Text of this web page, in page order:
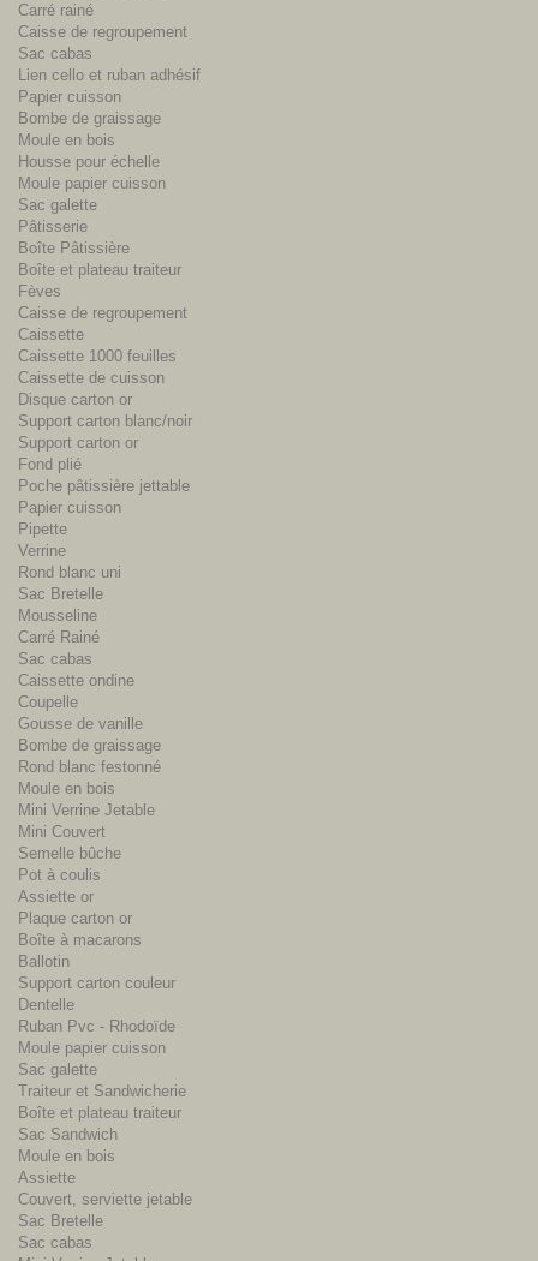
Carré rainé
Caisse de regroupement
Sac cabas
Lien cello et ruban adhésif
Papier cuisson
Bombe de graissage
Moule en bois
Housse pour échelle
Moule papier cuisson
Sac galette
Pâtisserie
Boîte Pâtissière
Boîte et plateau traiteur
Fèves
Caisse de regroupement
Caissette
Caissette 1000 feuilles
Caissette de cuisson
Disque carton or
Support carton blanc/noir
Support carton or
Fond plié
Poche pâtissière jettable
Papier cuisson
Pipette
Verrine
Rond blanc uni
Sac Bretelle
Mousseline
Carré Rainé
Sac cabas
Caissette ondine
Coupelle
Gousse de vanille
Bombe de graissage
Rond blanc festonné
Moule en bois
Mini Verrine Jetable
Mini Couvert
Semelle bûche
Pot à coulis
Assiette or
Plaque carton or
Boîte à macarons
Ballotin
Support carton couleur
Dentelle
Ruban Pvc - Rhodoïde
Moule papier cuisson
Sac galette
Traiteur et Sandwicherie
Boîte et plateau traiteur
Sac Sandwich
Moule en bois
Assiette
Couvert, serviette jetable
Sac Bretelle
Sac cabas